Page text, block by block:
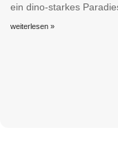
ein dino-starkes
weiterlesen »